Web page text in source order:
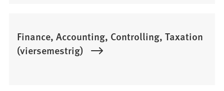
Finance, Accounting, Controlling, Taxation
(viersemestrig)